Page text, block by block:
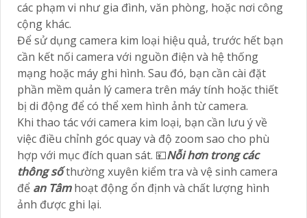
các phạm vi như gia đình, văn phòng, hoặc nơi công
cộng khác.
Để sử dụng camera kim loại hiệu quả, trước hết bạn
cần kết nối camera với nguồn điện và hệ thống
mạng hoặc máy ghi hình. Sau đó, bạn cần cài đặt
phần mềm quản lý camera trên máy tính hoặc thiết
bị di động để có thể xem hình ảnh từ camera.
Khi thao tác với camera kim loại, bạn cần lưu ý về
việc điều chỉnh góc quay và độ zoom sao cho phù
hợp với mục đích quan sát. 💴Nỗi hơn trong các
thông sốthường xuyên kiểm tra và vệ sinh camera
để an Tâmhoạt động ổn định và chất lượng hình
ảnh được ghi lại.